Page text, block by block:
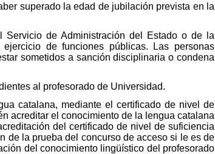
superado la edad de jubilación prevista en la
de Administración del Estado o de la
de funciones públicas. Las personas
sometidos a sanción disciplinaria o condena
al profesorado de Universidad.
catalana, mediante el certificado de nivel de
acreditar el conocimiento de la lengua catalana
del certificado de nivel de suficiencia
de la prueba del concurso de acceso si le es de
del conocimiento lingüístico del profesorado